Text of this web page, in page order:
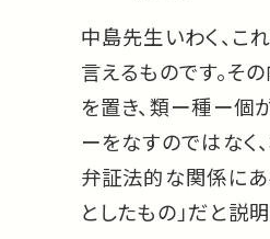
中島先生いわく、こ
言えるものです。そ
を置き、類ー種ー個
ーをなすのではなく
弁証法的な関係にあ
としたもの」だと説